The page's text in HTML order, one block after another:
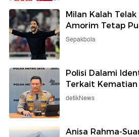
Milan Kalah
Amorim Tetap
Sepakbola
Polisi Dalami
Terkait
detikNews
Anisa Rahma-